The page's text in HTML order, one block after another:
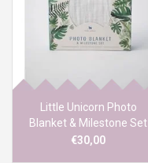
Little Unicorn Photo
Blanket & Milestone Set
Tropical Leaf
€30,00